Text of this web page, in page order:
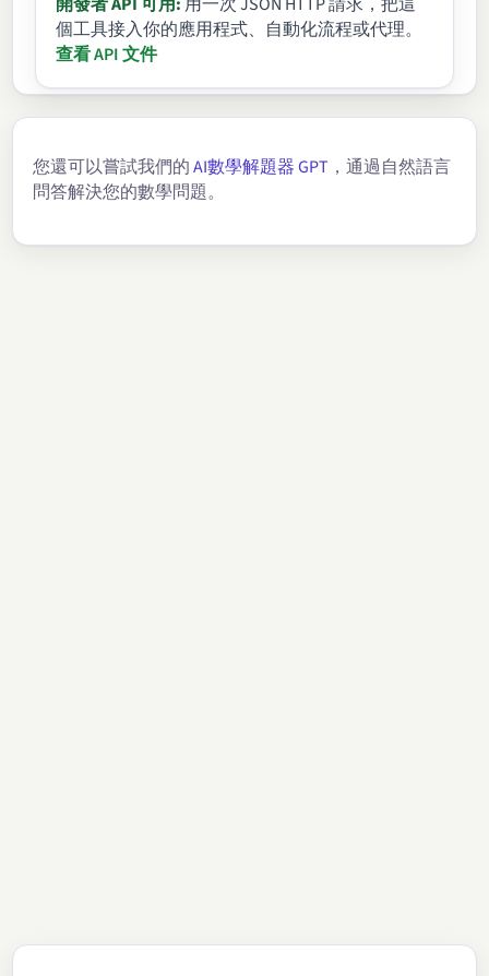
個工具接入你的應用程式、自動化流程或代理。
查看 API 文件
您還可以嘗試我們的AI數學解題器 GPT ，通過自然語言
問答解決您的數學問題。